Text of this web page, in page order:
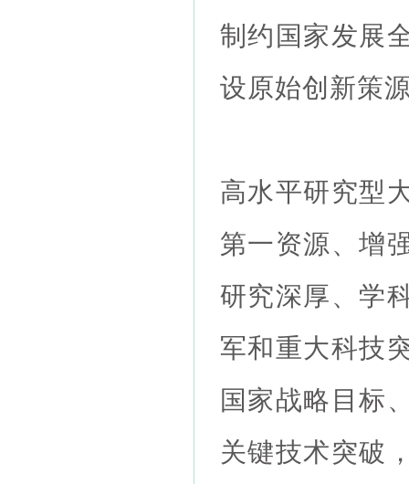
制约国家发展
设原始创新策
高水平研究型
第一资源、增
研究深厚、学
军和重大科技
国家战略目标
关键技术突破